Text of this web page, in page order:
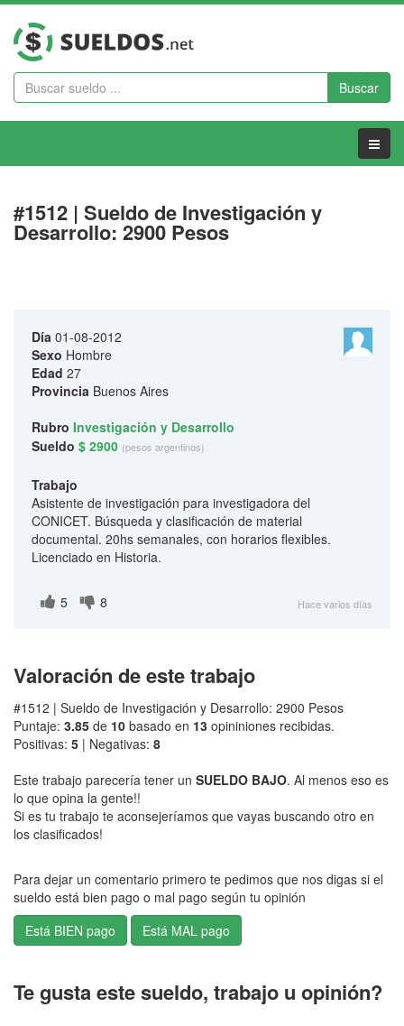
Buscar
Menu
#1512 | Sueldo de Investigación y
Desarrollo: 2900 Pesos
Día 01-08-2012
Sexo Hombre
Edad 27
Provincia Buenos Aires
Rubro Investigación y Desarrollo
Sueldo $ 2900 (pesos argentinos)
Trabajo
Asistente de investigación para investigadora del
CONICET. Búsqueda y clasificación de material
documental. 20hs semanales, con horarios flexibles.
Licenciado en Historia.
5 8 Hace varios días
Valoración de este trabajo
#1512 | Sueldo de Investigación y Desarrollo: 2900 Pesos
Puntaje: 3.85 de 10 basado en 13 opininiones recibidas.
Positivas: 5 | Negativas: 8
Este trabajo parecería tener un SUELDO BAJO. Al menos eso es
lo que opina la gente!!
Si es tu trabajo te aconsejeríamos que vayas buscando otro en
los clasificados!
Para dejar un comentario primero te pedimos que nos digas si el
sueldo está bien pago o mal pago según tu opinión
Te gusta este sueldo, trabajo u opinión?